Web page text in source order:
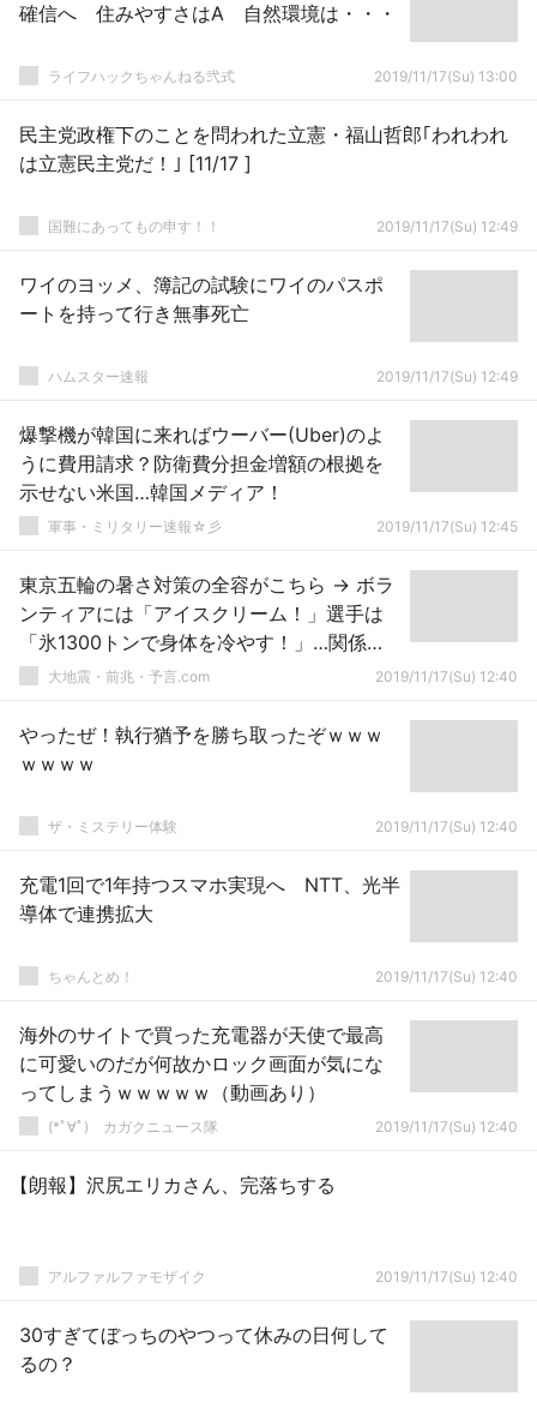
確信へ 住みやすさはA 自然環境は・・・
ライフハックちゃんねる弐式 2019/11/17(Su) 13:00
民主党政権下のことを問われた立憲・福山哲郎｢われわれ
は立憲民主党だ！｣ [11/17 ]
国難にあってもの申す！！ 2019/11/17(Su) 12:49
ワイのヨッメ、簿記の試験にワイのパスポ
ートを持って行き無事死亡
ハムスター速報 2019/11/17(Su) 12:49
爆撃機が韓国に来ればウーバー(Uber)のよ
うに費用請求？防衛費分担金増額の根拠を
示せない米国…韓国メディア！
軍事・ミリタリー速報☆彡 2019/11/17(Su) 12:45
東京五輪の暑さ対策の全容がこちら → ボラ
ンティアには「アイスクリーム！」選手は
「氷1300トンで身体を冷やす！」…関係者
「これで十分なのか...」と不安に
大地震・前兆・予言.com 2019/11/17(Su) 12:40
やったぜ！執行猶予を勝ち取ったぞｗｗｗ
ｗｗｗｗ
ザ・ミステリー体験 2019/11/17(Su) 12:40
充電1回で1年持つスマホ実現へ NTT、光半
導体で連携拡大
ちゃんとめ！ 2019/11/17(Su) 12:40
海外のサイトで買った充電器が天使で最高
に可愛いのだが何故かロック画面が気にな
ってしまうｗｗｗｗｗ（動画あり）
(*ﾟ∀ﾟ)ゞカガクニュース隊 2019/11/17(Su) 12:40
【朗報】沢尻エリカさん、完落ちする
アルファルファモザイク 2019/11/17(Su) 12:40
30すぎてぼっちのやつって休みの日何して
るの？